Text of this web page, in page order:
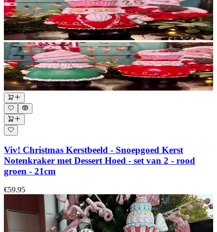
Viv! Christmas Kerstbeeld - Snoepgoed Kerst
Notenkraker met Dessert Hoed - set van 2 - rood
groen - 21cm
€59.95